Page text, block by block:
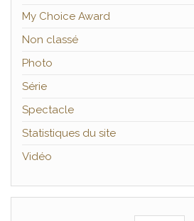
My Choice Award
Non classé
Photo
Série
Spectacle
Statistiques du site
Vidéo